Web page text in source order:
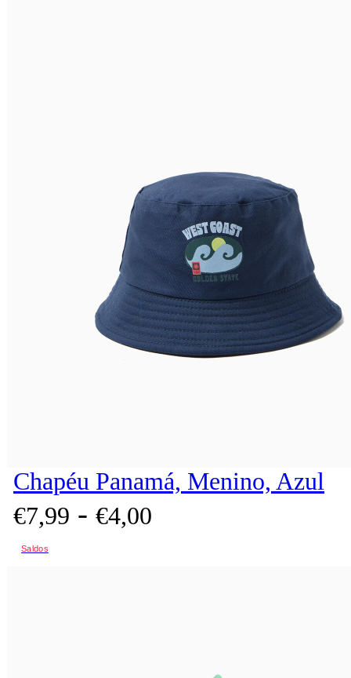
Chapéu Panamá, Menino, Azul
€7,99 - €4,00
Saldos